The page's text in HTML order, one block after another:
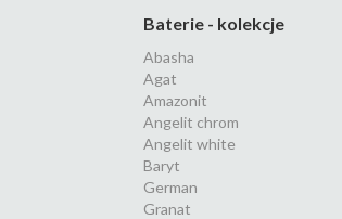
Baterie - kolekcje
Abasha
Agat
Amazonit
Angelit chrom
Angelit white
Baryt
German
Granat